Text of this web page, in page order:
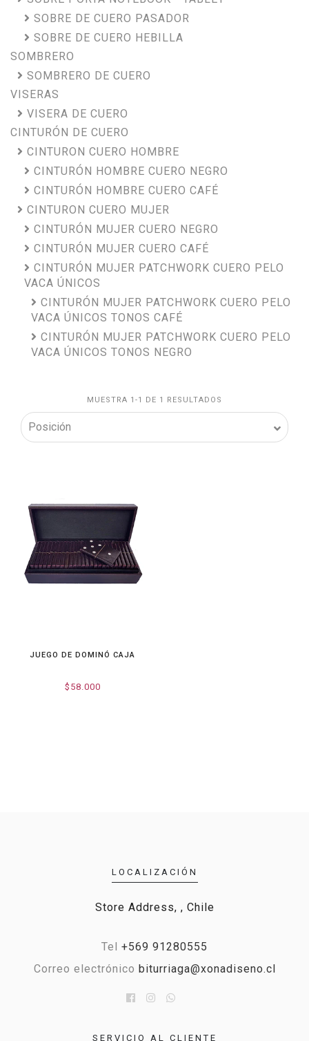
SOBRE DE CUERO PASADOR
SOBRE DE CUERO HEBILLA
SOMBRERO
SOMBRERO DE CUERO
VISERAS
VISERA DE CUERO
CINTURÓN DE CUERO
CINTURON CUERO HOMBRE
CINTURÓN HOMBRE CUERO NEGRO
CINTURÓN HOMBRE CUERO CAFÉ
CINTURON CUERO MUJER
CINTURÓN MUJER CUERO NEGRO
CINTURÓN MUJER CUERO CAFÉ
CINTURÓN MUJER PATCHWORK CUERO PELO
VACA ÚNICOS
CINTURÓN MUJER PATCHWORK CUERO PELO
VACA ÚNICOS TONOS CAFÉ
CINTURÓN MUJER PATCHWORK CUERO PELO
VACA ÚNICOS TONOS NEGRO
MUESTRA 1-1 DE 1 RESULTADOS
JUEGO DE DOMINÓ CAJA
$58.000
LOCALIZACIÓN
Store Address, , Chile
Tel +569 91280555
Correo electrónico biturriaga@xonadiseno.cl
SERVICIO AL CLIENTE